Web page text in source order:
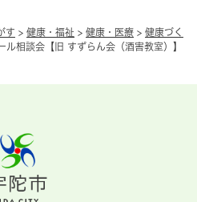
す > 健康・福祉 > 健康・医療 > 健康づく
ル相談会【旧 すずらん会（酒害教室）】